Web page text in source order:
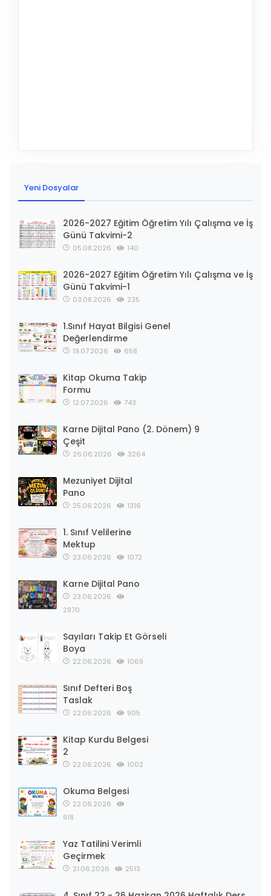
Yeni Dosyalar
2026-2027 Eğitim Öğretim Yılı Çalışma ve İş
Günü Takvimi-2
05.08.2026 140
2026-2027 Eğitim Öğretim Yılı Çalışma ve İş
Günü Takvimi-1
03.08.2026 235
1.Sınıf Hayat Bilgisi Genel
Değerlendirme
19.07.2026 658
Kitap Okuma Takip
Formu
12.07.2026 743
Karne Dijital Pano (2. Dönem) 9
Çeşit
26.06.2026 3264
Mezuniyet Dijital
Pano
25.06.2026 1316
1. Sınıf Velilerine
Mektup
23.06.2026 1072
Karne Dijital Pano
23.06.2026
2970
Sayıları Takip Et Görseli
Boya
22.06.2026 1069
Sınıf Defteri Boş
Taslak
22.06.2026 905
Kitap Kurdu Belgesi
2
22.06.2026 1002
Okuma Belgesi
22.06.2026
918
Yaz Tatilini Verimli
Geçirmek
21.06.2026 2513